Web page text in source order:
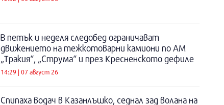
В петък и неделя следобед ограничават
движението на тежкотоварни камиони по АМ
„Тракия“, „Струма“ и през Кресненското дефиле
14:29 | 07 август 26
Спипаха водач в Казанлъшко, седнал зад волана на